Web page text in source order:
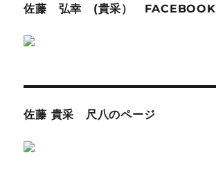
佐藤 弘幸 (貴采） FACEBOOK
佐藤 貴采 尺八のページ